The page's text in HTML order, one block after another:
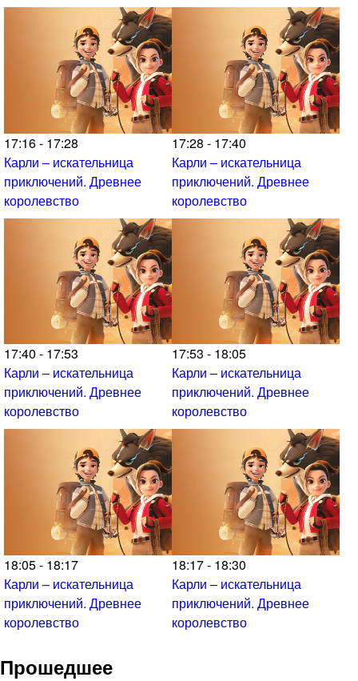
17:16 - 17:28
Карли – искательница
приключений. Древнее
королевство
17:28 - 17:40
Карли – искательница
приключений. Древнее
королевство
17:40 - 17:53
Карли – искательница
приключений. Древнее
королевство
17:53 - 18:05
Карли – искательница
приключений. Древнее
королевство
18:05 - 18:17
Карли – искательница
приключений. Древнее
королевство
18:17 - 18:30
Карли – искательница
приключений. Древнее
королевство
Прошедшее